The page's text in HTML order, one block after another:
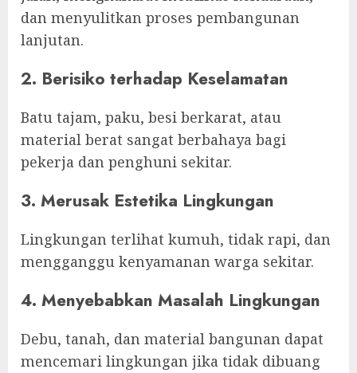
dan menyulitkan proses pembangunan
lanjutan.
2. Berisiko terhadap Keselamatan
Batu tajam, paku, besi berkarat, atau
material berat sangat berbahaya bagi
pekerja dan penghuni sekitar.
3. Merusak Estetika Lingkungan
Lingkungan terlihat kumuh, tidak rapi, dan
mengganggu kenyamanan warga sekitar.
4. Menyebabkan Masalah Lingkungan
Debu, tanah, dan material bangunan dapat
mencemari lingkungan jika tidak dibuang